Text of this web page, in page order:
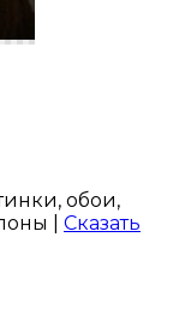
обои,
| Сказать